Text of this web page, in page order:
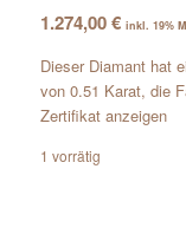
1.274,00€ inkl. 19%
Dieser Diamant hat
von 0.51 Karat, die
Zertifikat anzeigen
1 vorrätig